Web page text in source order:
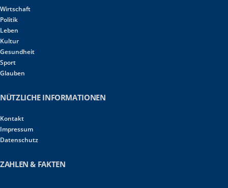
Wirtschaft
Politik
Leben
Kultur
Gesundheit
Sport
Glauben
NÜTZLICHE INFORMATIONEN
Kontakt
Impressum
Datenschutz
ZAHLEN & FAKTEN